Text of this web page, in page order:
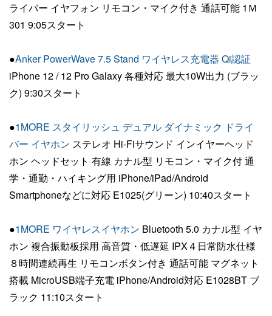
ライバー イヤフォン リモコン・マイク付き 通話可能 1Ｍ
301 9:05スタート
●Anker PowerWave 7.5 Stand ワイヤレス充電器 Qi認証
iPhone 12 / 12 Pro Galaxy 各種対応 最大10W出力 (ブラッ
ク) 9:30スタート
●1MORE スタイリッシュ デュアル ダイナミック ドライ
バー イヤホン ステレオ Hi-Fiサウンド インイヤーヘッド
ホン ヘッドセット 有線 カナル型 リモコン・マイク付 通
学・通勤・ハイキング用 iPhone/iPad/Android
Smartphoneなどに対応 E1025(グリーン) 10:40スタート
●1MORE ワイヤレスイヤホン Bluetooth 5.0 カナル型 イヤ
ホン 複合振動板採用 高音質・低遅延 IPX４日常防水仕様
８時間連続再生 リモコンボタン付き 通話可能 マグネット
搭載 MicroUSB端子充電 iPhone/Android対応 E1028BT ブ
ラック 11:10スタート